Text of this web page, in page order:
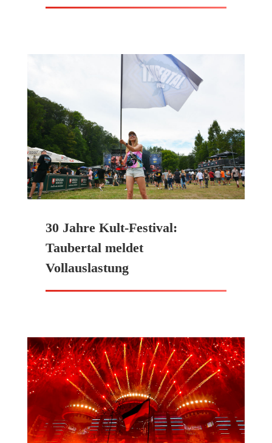
30 Jahre Kult-Festival:
Taubertal meldet
Vollauslastung